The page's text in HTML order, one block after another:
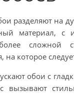
разделяют на
материал, с
сложной
на которое
обои с
вызывают